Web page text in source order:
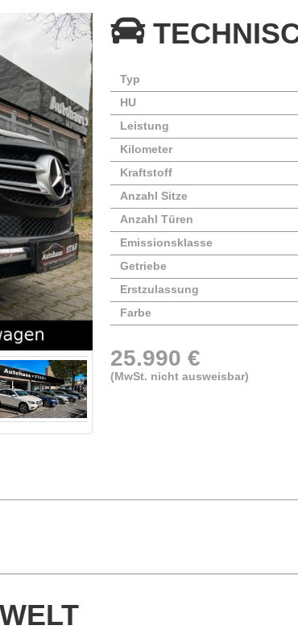
Typ
HU
Leistung
Kilometer
Kraftstoff
Anzahl Sitze
Anzahl Türen
Emissionsklasse
Getriebe
Erstzulassung
Farbe
25.990 €
(MwSt. nicht ausweisbar)